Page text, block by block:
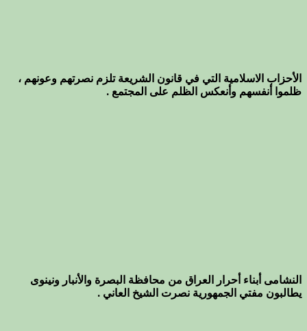
الأحزاب الاسلامية التي في قانون الشريعة تلزم نصرتهم وعونهم ،
ظلموا أنفسهم وأنعكس الظلم على المجتمع .
النشامى أبناء أحرار العراق من محافظة البصرة والأنبار ونينوى
يطالبون مفتي الجمهورية نصرت الشيخ العاني .